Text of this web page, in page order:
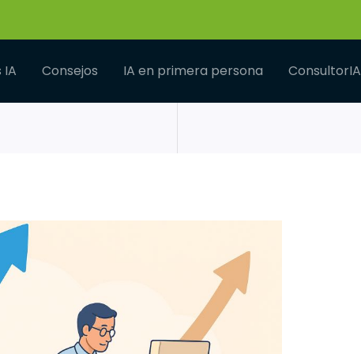
IA Consejos IA en primera persona ConsultorIA